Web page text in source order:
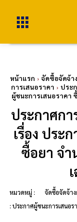
หน้าแรก จัดซื้อจัดจ้า
การเสนอราคา
ประ
ผู้ชนะการเสนอราคา
ประกาศก
เรื่อง ประ
ซื้อยา จำ
หมวดหมู่ :
จัดซื้อจัดจ้า
: ประกาศผู้ชนะการเสนอร